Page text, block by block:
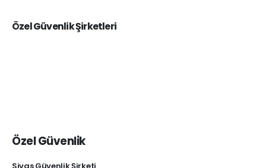
Özel Güvenlik Şirketleri
Özel Güvenlik